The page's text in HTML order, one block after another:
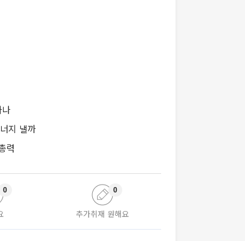
나
지 낼까
력
0
추가취재 원해요
0